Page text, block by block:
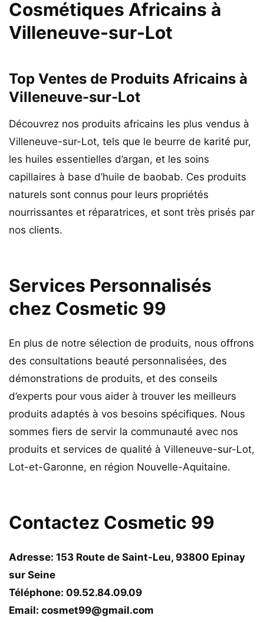
Cosmétiques Africains à
Villeneuve-sur-Lot
Top Ventes de Produits Africains à
Villeneuve-sur-Lot
Découvrez nos produits africains les plus vendus à
Villeneuve-sur-Lot, tels que le beurre de karité pur,
les huiles essentielles d’argan, et les soins
capillaires à base d’huile de baobab. Ces produits
naturels sont connus pour leurs propriétés
nourrissantes et réparatrices, et sont très prisés par
nos clients.
Services Personnalisés
chez Cosmetic 99
En plus de notre sélection de produits, nous offrons
des consultations beauté personnalisées, des
démonstrations de produits, et des conseils
d’experts pour vous aider à trouver les meilleurs
produits adaptés à vos besoins spécifiques. Nous
sommes fiers de servir la communauté avec nos
produits et services de qualité à Villeneuve-sur-Lot,
Lot-et-Garonne, en région Nouvelle-Aquitaine.
Contactez Cosmetic 99
Adresse: 153 Route de Saint-Leu, 93800 Epinay
sur Seine
Téléphone: 09.52.84.09.09
Email: cosmet99@gmail.com